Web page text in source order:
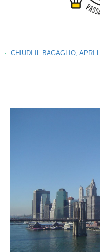
CHIUDI IL BAGAGLIO, APRI